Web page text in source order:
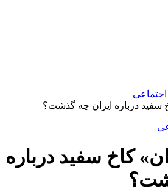
سفید درباره ایران چه گذشت؟
کاخ سفید درباره